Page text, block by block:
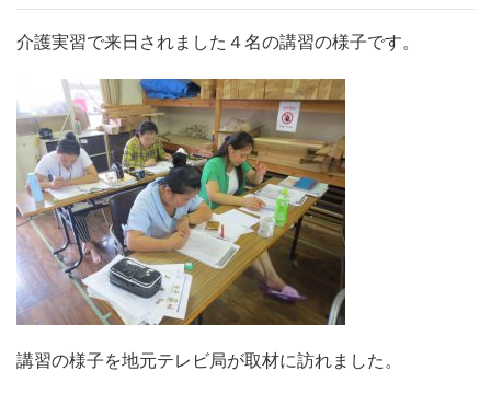
介護実習で来日されました４名の講習の様子です。
講習の様子を地元テレビ局が取材に訪れました。